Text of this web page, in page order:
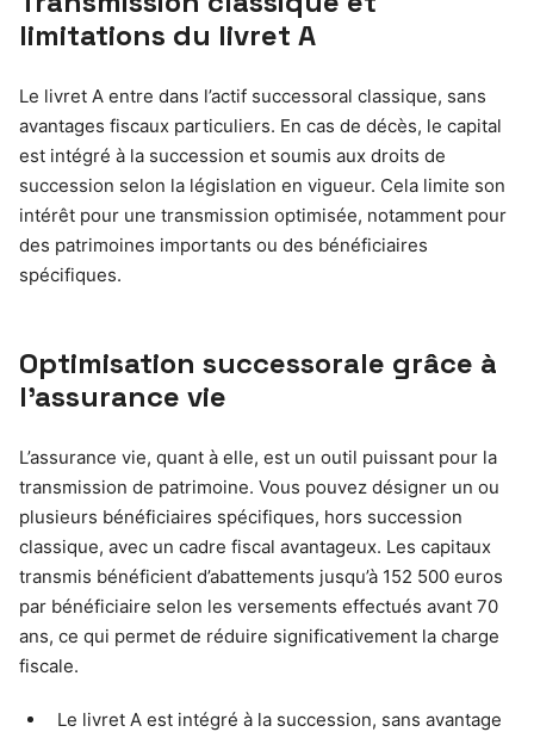
limitations du livret A
Le livret A entre dans l’actif successoral classique, sans
avantages fiscaux particuliers. En cas de décès, le capital
est intégré à la succession et soumis aux droits de
succession selon la législation en vigueur. Cela limite son
intérêt pour une transmission optimisée, notamment pour
des patrimoines importants ou des bénéficiaires
spécifiques.
Optimisation successorale grâce à
l’assurance vie
L’assurance vie, quant à elle, est un outil puissant pour la
transmission de patrimoine. Vous pouvez désigner un ou
plusieurs bénéficiaires spécifiques, hors succession
classique, avec un cadre fiscal avantageux. Les capitaux
transmis bénéficient d’abattements jusqu’à 152 500 euros
par bénéficiaire selon les versements effectués avant 70
ans, ce qui permet de réduire significativement la charge
fiscale.
Le livret A est intégré à la succession, sans avantage